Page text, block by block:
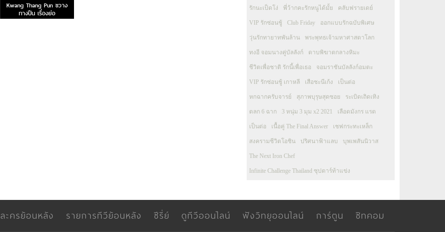
Kwang Thang Pun ขวาง
ทางปืน เรื่องย่อ
รักนะเป็ดโง่ พี่ว้ากคะรักหนูได้มั้ย คลับฟรายเดย์
VIP รักซ่อนชู้ Club Friday ออกแบบรักฉบับพิเศษ
วุ่นรักทายาทพันล้าน พระพุทธเจ้ามหาศาสดาโลก
ทงอี จอมนางคู่บัลลังก์ ดาบพิฆาตกลางหิมะ
ชีวิตเพื่อชาติ รักนี้เพื่อเธอ จอมราชันบัลลังก์อมตะ
VIP รักซ่อนชู้ เกาหลี เสือชะนีเก้ง เป็นต่อ
หกฉากครับจารย์ สุภาพบุรุษสุดซอย ระเบิดเถิดเทิง
ตลก 6 ฉาก 3 หนุ่ม 3 มุม x2 2021 เลือดมังกร แรด
เป็นต่อ เนื้อคู่ The Final Answer เชฟกระทะเหล็ก
สงครามชีวิตโอชิน ปริศนาฟ้าแลบ บุพเพสันนิวาส
The Next Iron Chef
Infinite Challenge Thailand ซุปตาร์ท้าแข่ง
ละครย้อนหลัง รายการทีวีย้อนหลัง ซีรี่ย์ ดูทีวีออนไลน์ ฟังวิทยุออนไลน์ การ์ตูน ซิทคอม